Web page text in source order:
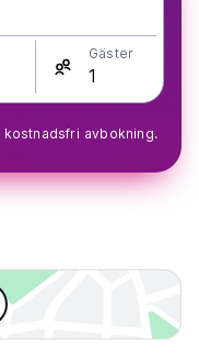
Gäster
avbokning.